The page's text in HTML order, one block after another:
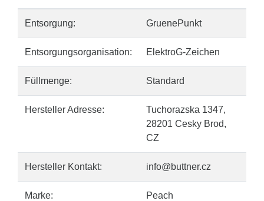
Entsorgung: GruenePunkt
Entsorgungsorganisation: ElektroG-Zeichen
Füllmenge: Standard
Hersteller Adresse:
Tuchorazska 1347,
28201 Cesky Brod,
CZ
Hersteller Kontakt: info@buttner.cz
Marke: Peach